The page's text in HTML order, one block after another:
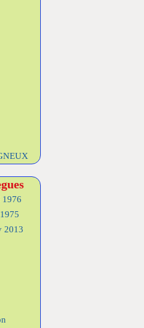
1976
2013